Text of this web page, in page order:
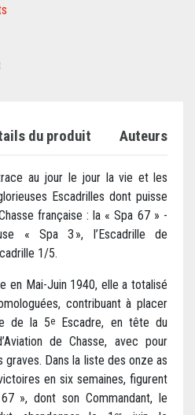
du produit Auteurs
au jour le jour la vie et les
Escadrilles dont puisse
française : la « Spa 67 » -
« Spa 3 », l’Escadrille de
1/5.
en Mai-Juin 1940, elle a totalisé
contribuant à placer
de la 5e
Escadre, en tête du
de Chasse, avec pour
Dans la liste des onze as
en six semaines, figurent
», dont son Commandant, le